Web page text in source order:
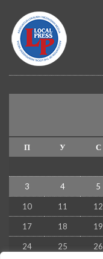
П У С
3 4 5
10 11 12
17 18 19
24 25 26